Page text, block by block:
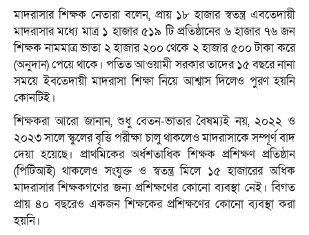
মাদরাসার শিক্ষক নেতারা বলেন, প্রায় ১৮ হাজার স্বতন্ত্র এবতেদায়ী
মাদরাসার মধ্যে মাত্র ১ হাজার ৫১৯ টি প্রতিষ্ঠানের ৬ হাজার ৭৬ জন
শিক্ষক নামমাত্র ভাতা ২ হাজার ২০০ থেকে ২ হাজার ৫০০ টাকা করে
(অনুদান) পেয়ে থাকে। পতিত আওয়ামী সরকার তাদের ১৫ বছরে নানা
সময়ে ইবতেদায়ী মাদরাসা শিক্ষা নিয়ে আশ্বাস দিলেও পুরণ হয়নি
কোনটিই।
শিক্ষকরা আরো জানান, শুধু বেতন-ভাতার বৈষম্যই নয়, ২০২২ ও
২০২৩ সালে স্কুলের বৃত্তি পরীক্ষা চালু থাকলেও মাদরাসাকে সম্পূর্ণ বাদ
দেয়া হয়েছে। প্রাথমিকের অর্ধশতাধিক শিক্ষক প্রশিক্ষণ প্রতিষ্ঠান
(পিটিআই) থাকলেও সংযুক্ত ও স্বতন্ত্র মিলে ১৫ হাজারের অধিক
মাদরাসার শিক্ষকগণের জন্য প্রশিক্ষণের কোনো ব্যবস্থা নেই। বিগত
প্রায় ৪০ বছরেও একজন শিক্ষকের প্রশিক্ষণের কোনো ব্যবস্থা করা
হয়নি।